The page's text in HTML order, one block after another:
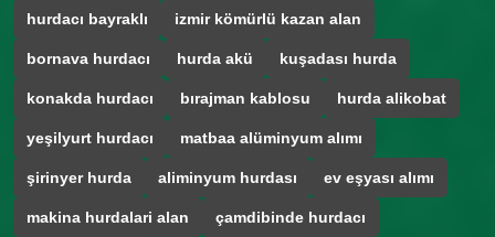
hurdacı bayraklı izmir kömürlü kazan alan
bornava hurdacı hurda akü kuşadası hurda
konakda hurdacı bırajman kablosu hurda alikobat
yeşilyurt hurdacı matbaa alüminyum alımı
şirinyer hurda aliminyum hurdası ev eşyası alımı
makina hurdalari alan çamdibinde hurdacı